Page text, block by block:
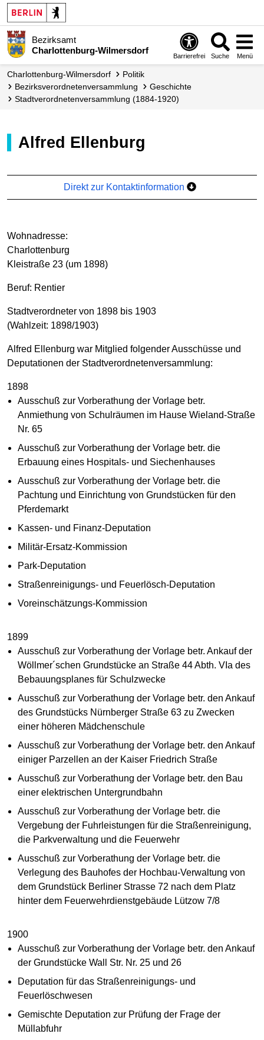
Bezirksamt
Charlottenburg-Wilmersdorf
Barrierefrei Suche Menü
Charlottenburg-Wilmersdorf
Politik
Bezirks­verordneten­versammlung
Geschichte
Stadtverordnetenversammlung (1884-1920)
Alfred Ellenburg
Direkt zur Kontaktinformation
Wohnadresse:
Charlottenburg
Kleistraße 23 (um 1898)
Beruf: Rentier
Stadtverordneter von 1898 bis 1903
(Wahlzeit: 1898/1903)
Alfred Ellenburg war Mitglied folgender Ausschüsse und
Deputationen der Stadtverordnetenversammlung:
1898
Ausschuß zur Vorberathung der Vorlage betr.
Anmiethung von Schulräumen im Hause Wieland-Straße
Nr. 65
Ausschuß zur Vorberathung der Vorlage betr. die
Erbauung eines Hospitals- und Siechenhauses
Ausschuß zur Vorberathung der Vorlage betr. die
Pachtung und Einrichtung von Grundstücken für den
Pferdemarkt
Kassen- und Finanz-Deputation
Militär-Ersatz-Kommission
Park-Deputation
Straßenreinigungs- und Feuerlösch-Deputation
Voreinschätzungs-Kommission
1899
Ausschuß zur Vorberathung der Vorlage betr. Ankauf der
Wöllmer´schen Grundstücke an Straße 44 Abth. VIa des
Bebauungsplanes für Schulzwecke
Ausschuß zur Vorberathung der Vorlage betr. den Ankauf
des Grundstücks Nürnberger Straße 63 zu Zwecken
einer höheren Mädchenschule
Ausschuß zur Vorberathung der Vorlage betr. den Ankauf
einiger Parzellen an der Kaiser Friedrich Straße
Ausschuß zur Vorberathung der Vorlage betr. den Bau
einer elektrischen Untergrundbahn
Ausschuß zur Vorberathung der Vorlage betr. die
Vergebung der Fuhrleistungen für die Straßenreinigung,
die Parkverwaltung und die Feuerwehr
Ausschuß zur Vorberathung der Vorlage betr. die
Verlegung des Bauhofes der Hochbau-Verwaltung von
dem Grundstück Berliner Strasse 72 nach dem Platz
hinter dem Feuerwehrdienstgebäude Lützow 7/8
1900
Ausschuß zur Vorberathung der Vorlage betr. den Ankauf
der Grundstücke Wall Str. Nr. 25 und 26
Deputation für das Straßenreinigungs- und
Feuerlöschwesen
Gemischte Deputation zur Prüfung der Frage der
Müllabfuhr